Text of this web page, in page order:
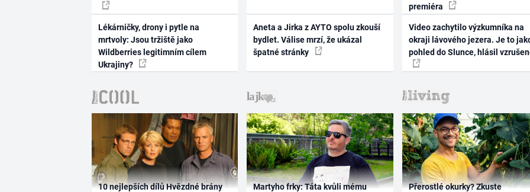
Lékárničky, drony i pytle na
mrtvoly: Jsou tržiště jako
Wildberries legitimním cílem
Ukrajiny?
Aneta a Jirka z AYTO spolu zkouší
bydlet. Válise mrzí, že ukázal
špatné stránky
premiéra
Video zachytilo výzkumníka na
okraji lávového jezera. Je to
pohled do Slunce, hlásil
10 nejlepších dílů Hvězdné brány
Martyho frky: Táta kvůli mému
Přerostlé okurky? Zkuste